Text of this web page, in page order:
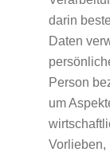
darin
Daten
Person
um
Vorlieben,